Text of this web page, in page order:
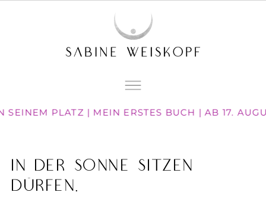
PLATZ | MEIN ERSTES BUCH | AB 17.
In der Sonne sitzen
dürfen.